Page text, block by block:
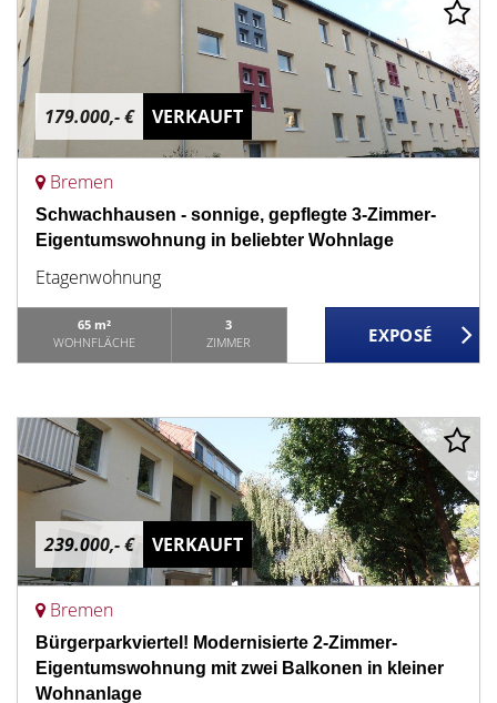
179.000,- € VERKAUFT
Bremen
Schwachhausen - sonnige, gepflegte 3-Zimmer-
Eigentumswohnung in beliebter Wohnlage
Etagenwohnung
65 m²
WOHNFLÄCHE
3
ZIMMER
239.000,- € VERKAUFT
Bremen
Bürgerparkviertel! Modernisierte 2-Zimmer-
Eigentumswohnung mit zwei Balkonen in kleiner
Wohnanlage